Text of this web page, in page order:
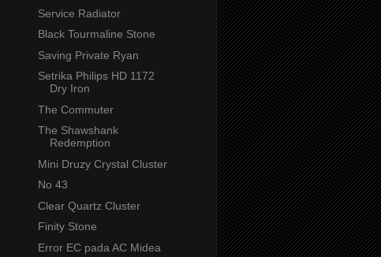
Service Radiator
Black Tourmaline Stone
Saving Private Ryan
Setrika Philips HD 1172
Dry Iron
The Commuter
The Shawshank
Redemption
Mini Druzy Crystal Cluster
No 43
Clear Quartz Cluster
Finity Stone
Error EC pada AC Midea